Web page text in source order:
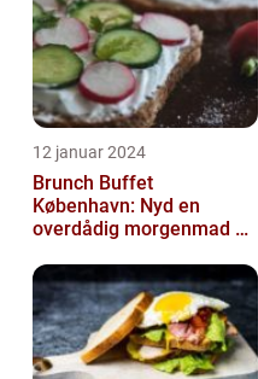
12 januar 2024
Brunch Buffet
København: Nyd en
overdådig morgenmad og